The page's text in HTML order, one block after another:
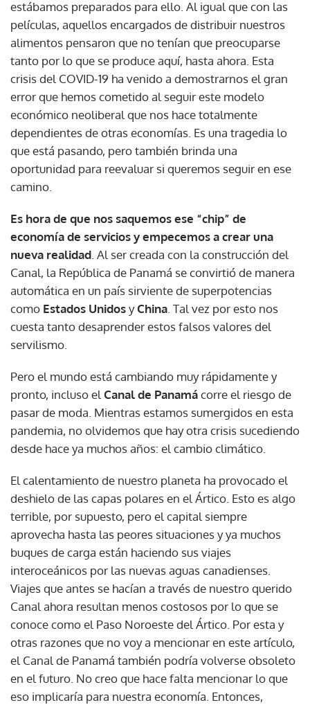
estábamos preparados para ello. Al igual que con las
películas, aquellos encargados de distribuir nuestros
alimentos pensaron que no tenían que preocuparse
tanto por lo que se produce aquí, hasta ahora. Esta
crisis del COVID-19 ha venido a demostrarnos el gran
error que hemos cometido al seguir este modelo
económico neoliberal que nos hace totalmente
dependientes de otras economías. Es una tragedia lo
que está pasando, pero también brinda una
oportunidad para reevaluar si queremos seguir en ese
camino.
Es hora de que nos saquemos ese “chip” de
economía de servicios y empecemos a crear una
nueva realidad . Al ser creada con la construcción del
Canal, la República de Panamá se convirtió de manera
automática en un país sirviente de superpotencias
como Estados UnidosyChina . Tal vez por esto nos
cuesta tanto desaprender estos falsos valores del
servilismo.
Pero el mundo está cambiando muy rápidamente y
pronto, incluso el Canal de Panamácorre el riesgo de
pasar de moda. Mientras estamos sumergidos en esta
pandemia, no olvidemos que hay otra crisis sucediendo
desde hace ya muchos años: el cambio climático.
El calentamiento de nuestro planeta ha provocado el
deshielo de las capas polares en el Ártico. Esto es algo
terrible, por supuesto, pero el capital siempre
aprovecha hasta las peores situaciones y ya muchos
buques de carga están haciendo sus viajes
interoceánicos por las nuevas aguas canadienses.
Viajes que antes se hacían a través de nuestro querido
Canal ahora resultan menos costosos por lo que se
conoce como el Paso Noroeste del Ártico. Por esta y
otras razones que no voy a mencionar en este artículo,
el Canal de Panamá también podría volverse obsoleto
en el futuro. No creo que hace falta mencionar lo que
eso implicaría para nuestra economía. Entonces,